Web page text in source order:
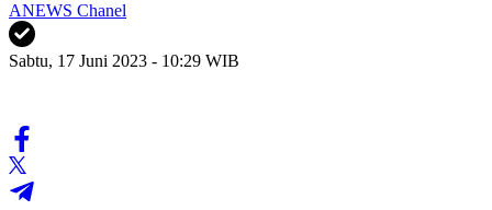
ANEWS Chanel
Sabtu, 17 Juni 2023 - 10:29 WIB